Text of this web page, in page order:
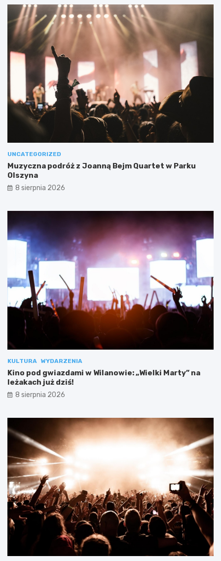
UNCATEGORIZED
Muzyczna podróż z Joanną Bejm Quartet w Parku
Olszyna
8 sierpnia 2026
KULTURA WYDARZENIA
Kino pod gwiazdami w Wilanowie: „Wielki Marty” na
leżakach już dziś!
8 sierpnia 2026